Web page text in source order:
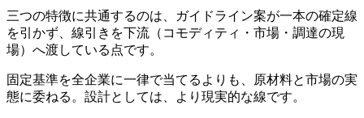
三つの特徴に共通するのは、ガイドライン案が一本の確定線
を引かず、線引きを下流（コモディティ・市場・調達の現
場）へ渡している点です。
固定基準を全企業に一律で当てるよりも、原材料と市場の実
態に委ねる。設計としては、より現実的な線です。